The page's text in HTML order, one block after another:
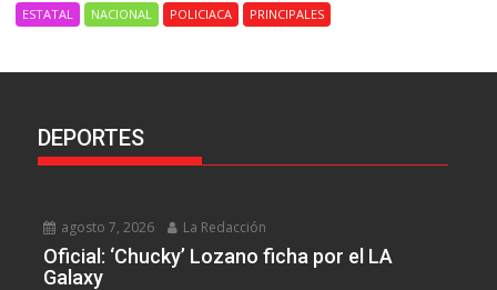
ESTATAL NACIONAL POLICIACA PRINCIPALES
DEPORTES
agosto 7, 2026 La Redacción
Oficial: ‘Chucky’ Lozano ficha por el LA
Galaxy